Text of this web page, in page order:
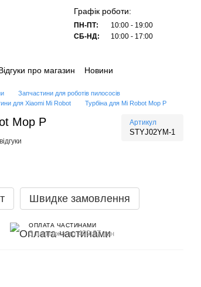
Графік роботи:
ПН-ПТ:
10:00 - 19:00
СБ-НД:
10:00 - 17:00
про магазин
Новини
Запчастини для роботів пилососів
для Xiaomi Mi Robot Турбіна для Mi Robot Mop P
Mop P Артикул
STYJ02YM-1
Швидке замовлення
ОПЛАТА ЧАСТИНАМИ
3 платежа по 499.67 грн